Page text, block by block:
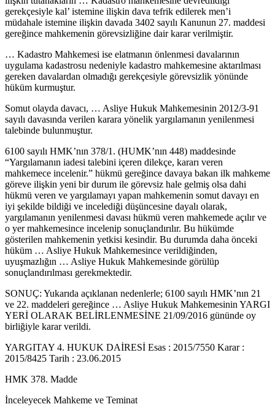
gerekçesiyle kal’ istemine ilişkin dava tefrik edilerek men’i
müdahale istemine ilişkin davada 3402 sayılı Kanunun 27. maddesi
gereğince mahkemenin görevsizliğine dair karar verilmiştir.
… Kadastro Mahkemesi ise elatmanın önlenmesi davalarının
uygulama kadastrosu nedeniyle kadastro mahkemesine aktarılması
gereken davalardan olmadığı gerekçesiyle görevsizlik yönünde
hüküm kurmuştur.
Somut olayda davacı, … Asliye Hukuk Mahkemesinin 2012/3-91
sayılı davasında verilen karara yönelik yargılamanın yenilenmesi
talebinde bulunmuştur.
6100 sayılı HMK’nın 378/1. (HUMK’nın 448) maddesinde
“Yargılamanın iadesi talebini içeren dilekçe, kararı veren
mahkemece incelenir.” hükmü gereğince davaya bakan ilk mahkeme
göreve ilişkin yeni bir durum ile görevsiz hale gelmiş olsa dahi
hükmü veren ve yargılamayı yapan mahkemenin somut davayı en
iyi şekilde bildiği ve incelediği düşüncesine dayalı olarak,
yargılamanın yenilenmesi davası hükmü veren mahkemede açılır ve
o yer mahkemesince incelenip sonuçlandırılır. Bu hükümde
gösterilen mahkemenin yetkisi kesindir. Bu durumda daha önceki
hüküm … Asliye Hukuk Mahkemesince verildiğinden,
uyuşmazlığın … Asliye Hukuk Mahkemesinde görülüp
sonuçlandırılması gerekmektedir.
SONUÇ: Yukarıda açıklanan nedenlerle; 6100 sayılı HMK’nın 21
ve 22. maddeleri gereğince … Asliye Hukuk Mahkemesinin YARGI
YERİ OLARAK BELİRLENMESİNE 21/09/2016 gününde oy
birliğiyle karar verildi.
YARGITAY 4. HUKUK DAİRESİ Esas : 2015/7550 Karar :
2015/8425 Tarih : 23.06.2015
HMK 378. Madde
İnceleyecek Mahkeme ve Teminat